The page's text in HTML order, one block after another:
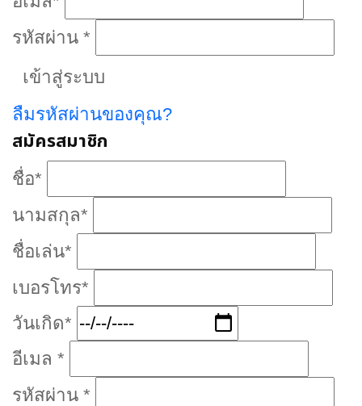
รหัสผ่าน *
เข้าสู่ระบบ
ลืมรหัสผ่านของคุณ?
สมัครสมาชิก
ชื่อ*
นามสกุล*
ชื่อเล่น*
เบอรโทร*
วันเกิด*
อีเมล *
รหัสผ่าน *